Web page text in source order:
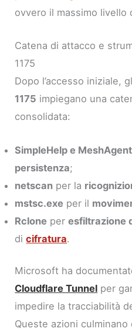
ovvero il massimo livello
Catena di attacco e
1175
Dopo l’accesso iniziale,
1175 impiegano una
consolidata:
SimpleHelp e MeshAgent
persistenza;
netscan per la
mstsc.exe per il
Rclone peresfiltrazione
dicifratura.
Microsoft ha
Cloudflare Tunnel per
impedire la tracciabilità
Queste azioni